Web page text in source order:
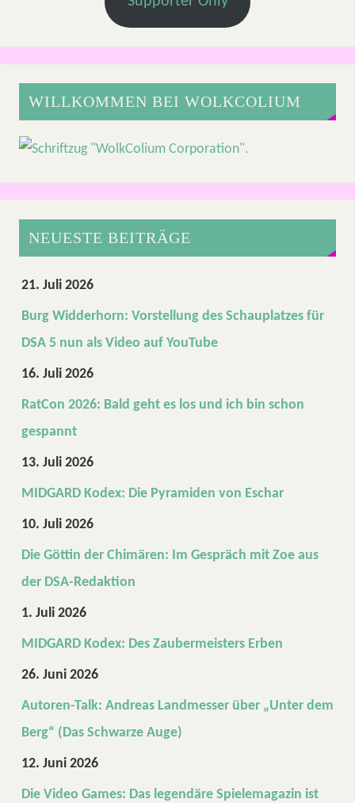
WILLKOMMEN BEI WOLKCOLIUM
NEUESTE BEITRÄGE
21. Juli 2026
Burg Widderhorn: Vorstellung des Schauplatzes für
DSA 5 nun als Video auf YouTube
16. Juli 2026
RatCon 2026: Bald geht es los und ich bin schon
gespannt
13. Juli 2026
MIDGARD Kodex: Die Pyramiden von Eschar
10. Juli 2026
Die Göttin der Chimären: Im Gespräch mit Zoe aus
der DSA-Redaktion
1. Juli 2026
MIDGARD Kodex: Des Zaubermeisters Erben
26. Juni 2026
Autoren-Talk: Andreas Landmesser über „Unter dem
Berg“ (Das Schwarze Auge)
12. Juni 2026
Die Video Games: Das legendäre Spielemagazin ist